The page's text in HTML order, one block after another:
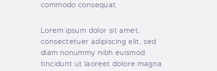
commodo consequat.
Lorem ipsum dolor sit amet,
consectetuer adipiscing elit, sed
diam nonummy nibh euismod
tincidunt ut laoreet dolore magna